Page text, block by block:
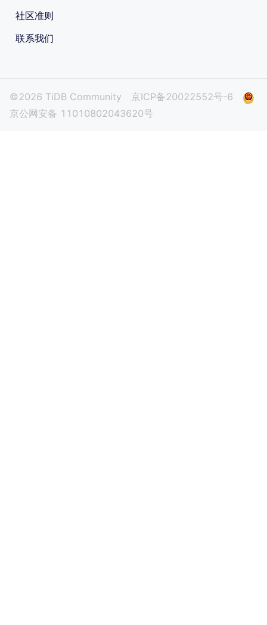
社区准则
联系我们
©2026 TiDB Community
京ICP备20022552号-6
京公网安备 11010802043620号